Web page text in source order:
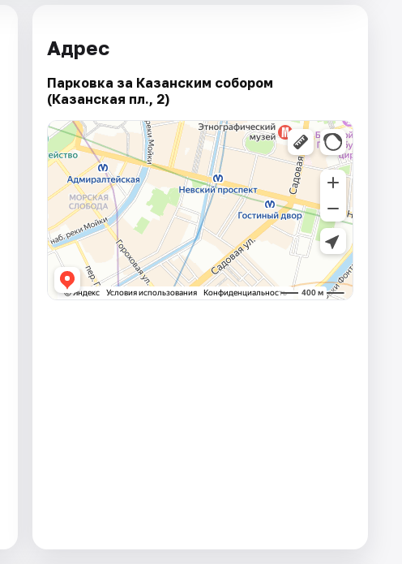
Адрес
Парковка за Казанским собором
(Казанская пл., 2)